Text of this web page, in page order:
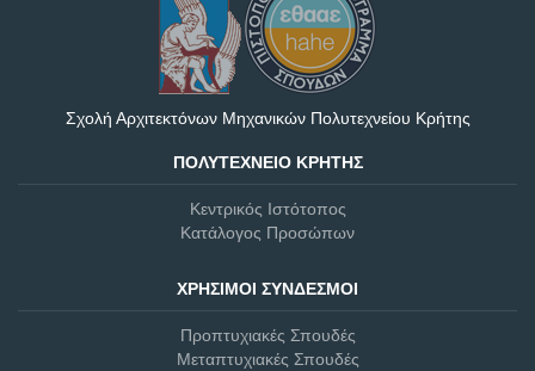
Σχολή Αρχιτεκτόνων Μηχανικών Πολυτεχνείου Κρήτης
ΠΟΛΥΤΕΧΝΕΊΟ ΚΡΉΤΗΣ
Κεντρικός Ιστότοπος
Κατάλογος Προσώπων
ΧΡΉΣΙΜΟΙ ΣΎΝΔΕΣΜΟΙ
Προπτυχιακές Σπουδές
Μεταπτυχιακές Σπουδές